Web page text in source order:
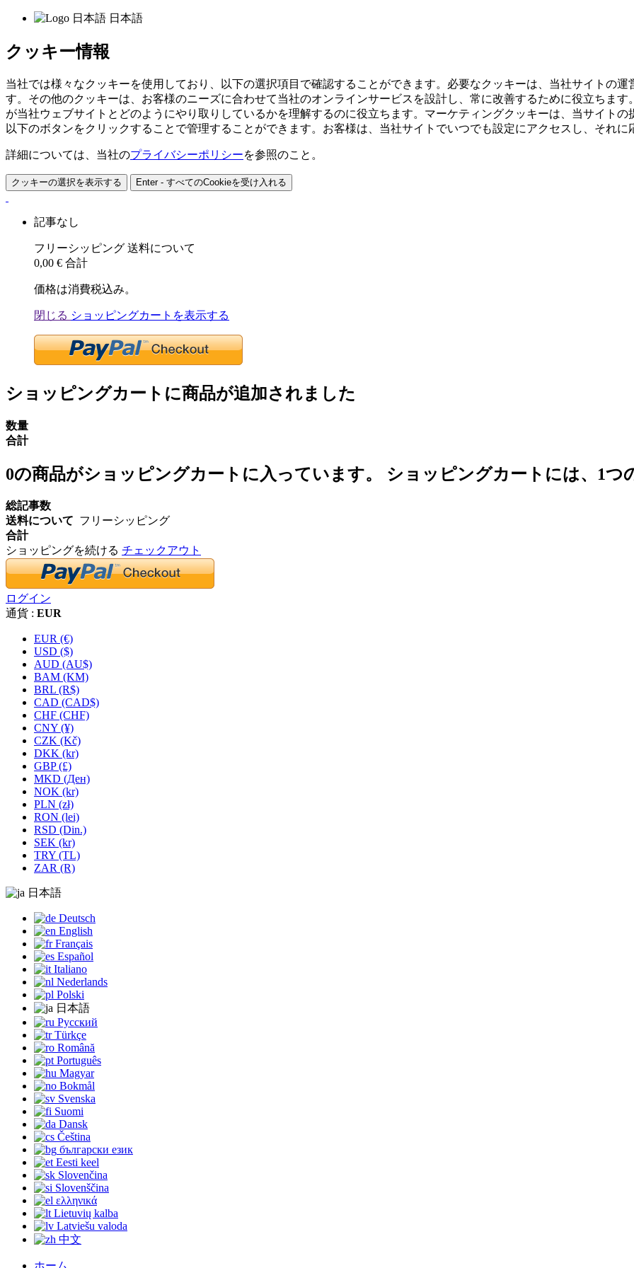
日本語
クッキー情報
当社では様々なクッキーを使用しており、以下の選択項目で確認することができます。必要なクッキーは、当社サイトの
す。その他のクッキーは、お客様のニーズに合わせて当社のオンラインサービスを設計し、常に改善するために役立ちま
が当社ウェブサイトとどのようにやり取りしているかを理解するのに役立ちます。マーケティングクッキーは、当サイト
以下のボタンをクリックすることで管理することができます。お客様は、当社サイトでいつでも設定にアクセスし、それ
詳細については、当社のプライバシーポリシーを参照のこと。
クッキーの選択を表示する Enter - すべてのCookieを受け入れる
記事なし
フリーシッピング 送料について
0,00 € 合計
価格は消費税込み。
閉じる ショッピングカートを表示する
ショッピングカートに商品が追加されました
数量
合計
0の商品がショッピングカートに入っています。 ショッピングカートには、1つ
総記事数
送料について フリーシッピング
合計
ショッピングを続ける チェックアウト
ログイン
通貨 : EUR
EUR (€)
USD ($)
AUD (AU$)
BAM (KM)
BRL (R$)
CAD (CAD$)
CHF (CHF)
CNY (¥)
CZK (Kč)
DKK (kr)
GBP (£)
MKD (Ден)
NOK (kr)
PLN (zł)
RON (lei)
RSD (Din.)
SEK (kr)
TRY (TL)
ZAR (R)
日本語
Deutsch
English
Français
Español
Italiano
Nederlands
Polski
日本語
Русский
Türkçe
Română
Português
Magyar
Bokmål
Svenska
Suomi
Dansk
Čeština
български език
Eesti keel
Slovenčina
Slovenščina
ελληνικά
Lietuvių kalba
Latviešu valoda
中文